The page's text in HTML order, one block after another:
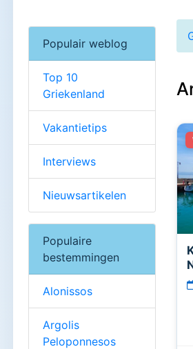
Populair weblog
Top 10
Griekenland
Vakantietips
Interviews
Nieuwsartikelen
Populaire
bestemmingen
Alonissos
Argolis
Peloponnesos